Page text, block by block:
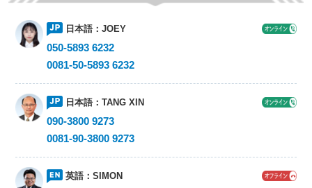
日本語： JOEY
050-5893 6232
0081-50-5893 6232
日本語： TANG XIN
090-3800 9273
0081-90-3800 9273
英語： SIMON